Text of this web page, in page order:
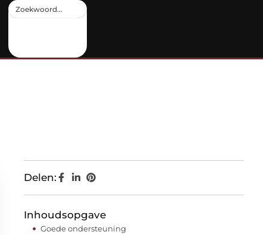
Delen:
Inhoudsopgave
Goede ondersteuning